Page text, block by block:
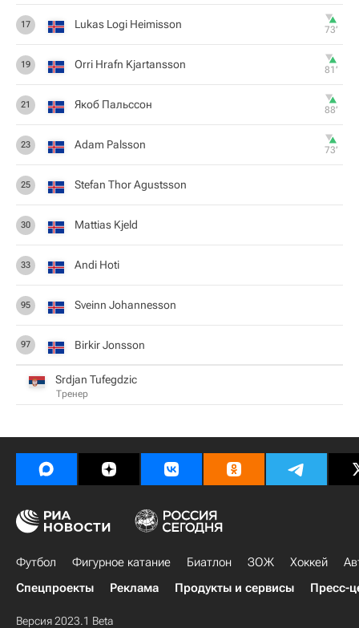
17 Lukas Logi Heimisson 73‎’‎
19 Orri Hrafn Kjartansson 81‎’‎
21 Якоб Пальссон 88‎’‎
23 Adam Palsson 73‎’‎
25 Stefan Thor Agustsson
30 Mattias Kjeld
33 Andi Hoti
95 Sveinn Johannesson
97 Birkir Jonsson
Srdjan Tufegdzic
Тренер
Футбол Фигурное катание Биатлон ЗОЖ Хоккей
Спецпроекты
Реклама Продукты и сервисы Пресс-
Версия 2023.1 Beta